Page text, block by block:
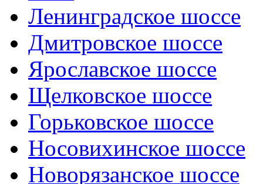
Ленинградское шоссе
Дмитровское шоссе
Ярославское шоссе
Щелковское шоссе
Горьковское шоссе
Носовихинское шоссе
Новорязанское шоссе